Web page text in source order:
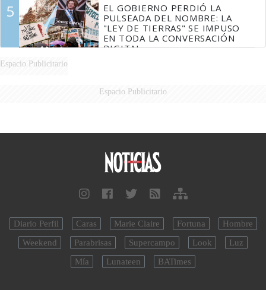
5
EL GOBIERNO PERDIÓ LA
PULSEADA DEL NOMBRE: LA
"LEY DE TIERRAS" SE IMPUSO
EN TODA LA CONVERSACIÓN
DIGITAL
Espacio Publicitario
Espacio Publicitario
Diario Perfil Caras Marie Claire Fortuna
Hombre
Weekend
Parabrisas Supercampo Look
Luz
Mía
Lunateen BATimes